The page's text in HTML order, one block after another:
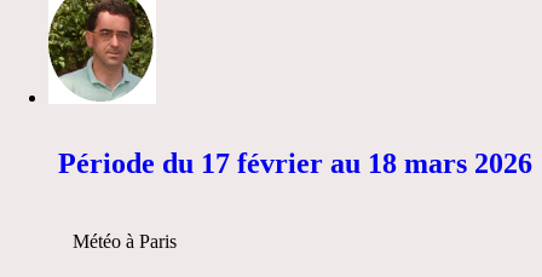
Période du 17 février au 18 mars 2026
Météo à Paris